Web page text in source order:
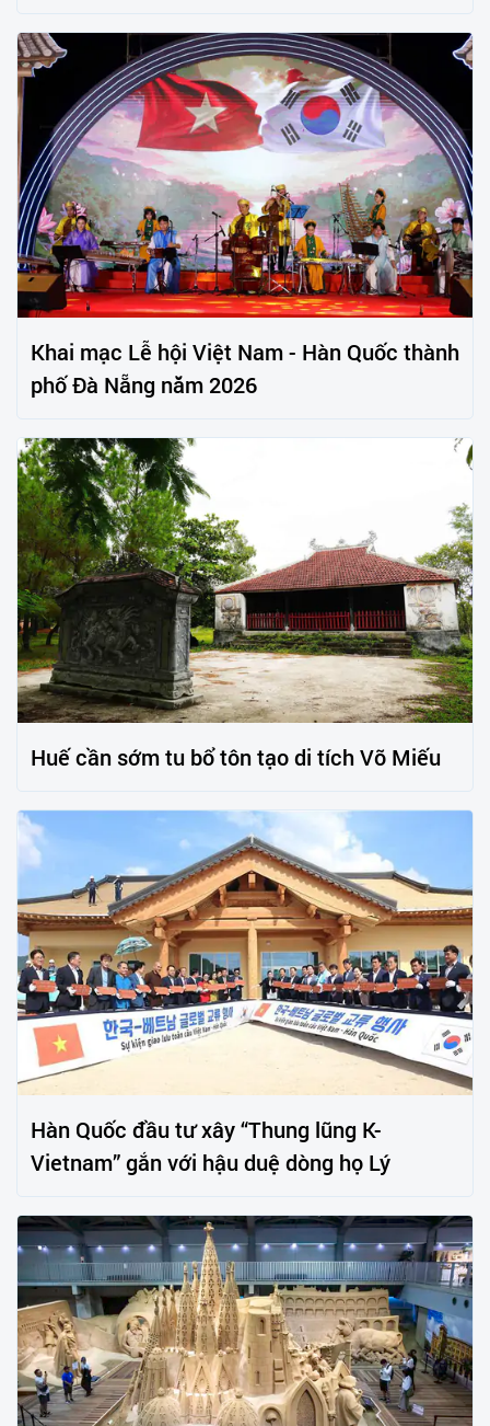
Khai mạc Lễ hội Việt Nam - Hàn Quốc thành
phố Đà Nẵng năm 2026
Huế cần sớm tu bổ tôn tạo di tích Võ Miếu
Hàn Quốc đầu tư xây “Thung lũng K-
Vietnam” gắn với hậu duệ dòng họ Lý